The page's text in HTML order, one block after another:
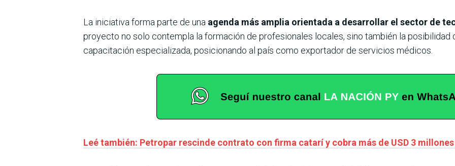
La iniciativa forma parte de una agenda más amplia orientada a desarrollar el sector de
proyecto no solo contempla la formación de profesionales locales, sino también la posibilidad
capacitación especializada, posicionando al país como exportador de servicios médicos.
Leé también: Petropar rescinde contrato con firma catarí y cobra más de USD 3